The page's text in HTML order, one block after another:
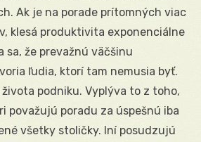
Ak je na porade prítomných viac
klesá produktivita exponenciálne
sa, že prevažnú väčšinu
ľudia, ktorí tam nemusia byť.
podniku. Vyplýva to z toho,
považujú poradu za úspešnú iba
všetky stoličky. Iní posudzujú